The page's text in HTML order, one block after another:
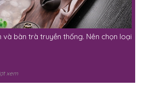
và bàn trà truyền thống. Nên chọn loại
xem